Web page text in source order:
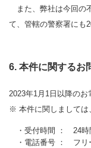
また、弊社は今回の
て、管轄の警察署にも
6. 本件に関するお
2023年1月1日以降の
※ 本件に関しましては
・受付時間 ： 24時
・電話番号 ： フ